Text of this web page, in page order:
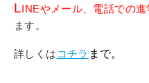
LINEやメール、電話での進
ます。
詳しくは コチラ まで。